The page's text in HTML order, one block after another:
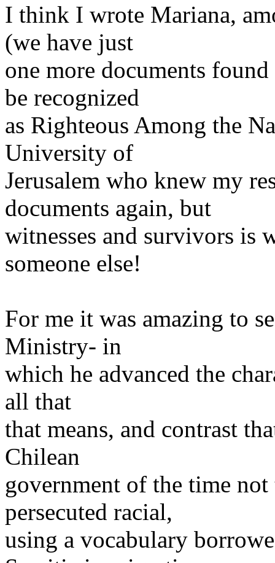
I think I wrote Mariana,
(we have just
one more documents
be recognized
as Righteous Among the
University of
Jerusalem who knew my
documents again, but
witnesses and survivors is
someone else!
For me it was amazing to
Ministry- in
which he advanced the
all that
that means, and contrast
Chilean
government of the time
persecuted racial,
using a vocabulary